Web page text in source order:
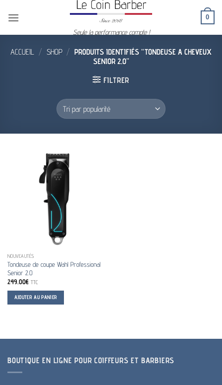
Seule la performance compte !
0
ACCUEIL / SHOP / PRODUITS IDENTIFIÉS “TONDEUSE A CHEVEUX
SENIOR 2.0”
FILTRER
NOUVEAUTÉS
Tondeuse de coupe Wahl Professional
Senior 2.0
249.00€ TTC
AJOUTER AU PANIER
BOUTIQUE EN LIGNE POUR COIFFEURS ET BARBIERS